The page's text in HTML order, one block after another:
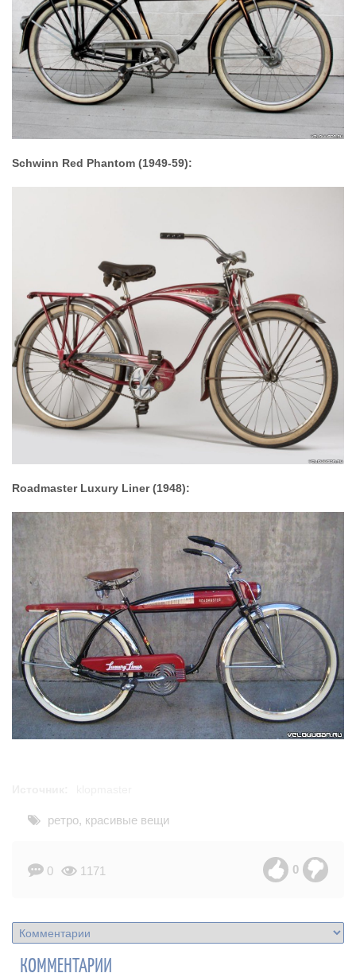
Schwinn Red Phantom (1949-59):
Roadmaster Luxury Liner (1948):
ретро, красивые вещи
0 1171 0
КОММЕНТАРИИ